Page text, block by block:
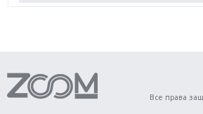
Обзор игры Forza Horizon 4:
Все права